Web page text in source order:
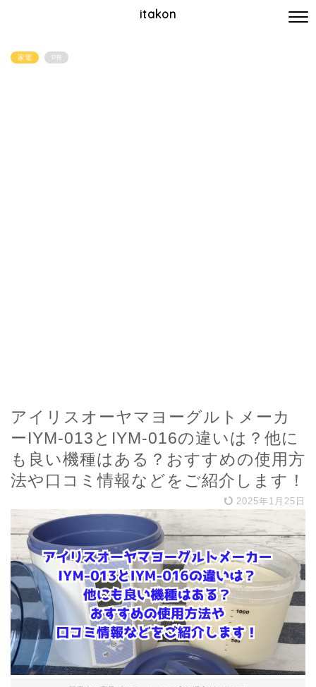
itakon
家電 PR
アイリスオーヤマヨーグルトメーカ
ーIYM-013とIYM-016の違いは？他に
も良い機種はある？おすすめの使用方
法や口コミ情報などをご紹介します！
2025年1月25日